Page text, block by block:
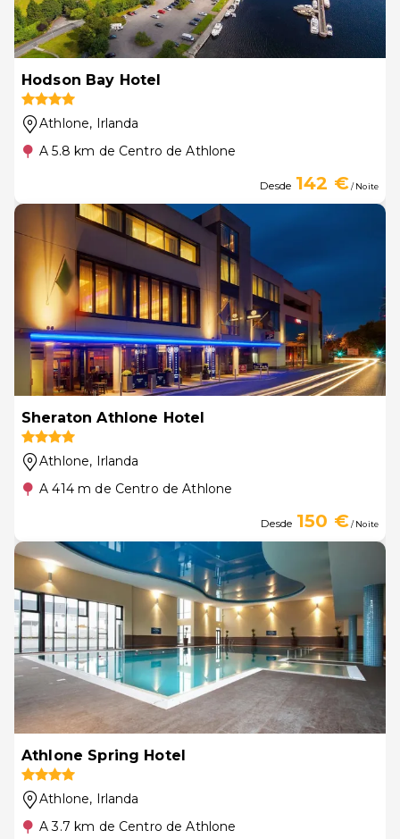
Hodson Bay Hotel
Athlone, Irlanda
A 5.8 km de Centro de Athlone
Desde 142 €/ Noite
Sheraton Athlone Hotel
Athlone, Irlanda
A 414 m de Centro de Athlone
Desde 150 €/ Noite
Athlone Spring Hotel
Athlone, Irlanda
A 3.7 km de Centro de Athlone